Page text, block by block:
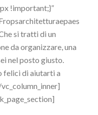
!important;}”
si tratti di un
da organizzare, una
nel posto giusto.
felici di aiutarti a